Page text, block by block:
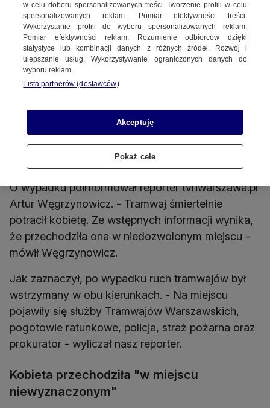
Źródło wideo: Artur Węgrzynowicz / tvnwarszawa.pl
Źródło zdj. gł.:
W sobotę wieczorem doszło do śmiertelnego
potrącenia pieszej przez tramwaj. Jak
przekazała straż pożarna, kobieta zmarła.
O wypadku poinformował reporter tvnwarszawa.pl
Artur Węgrzynowicz. - Tramwaj śmiertelnie
potracił kobietę. Ze wstępnych informacji wynika,
że przechodziła ona w niedozwolonym miejscu -
mówił Węgrzynowicz.
Jak zaznaczył, po wypadku ruch tramwajów był
wstrzymany w obu kierunkach. - Na miejscu
pojawiły się służby Tramwajów Warszawskich,
pogotowie ratunkowe, policja, straż pożarna oraz
prokurator - wyliczał nasz reporter.
Kobieta przechodziła "w miejscu
niewyznaczonym"
w celu doboru spersonalizowanych treści. Tworzenie profili w celu
spersonalizowanych reklam. Pomiar efektywności treści.
Wykorzystanie profili do wyboru spersonalizowanych reklam.
Pomiar efektywności reklam. Rozumienie odbiorców dzięki
statystyce lub kombinacji danych z różnych źródeł. Rozwój i
ulepszanie usług. Wykorzystywanie ograniczonych danych do
wyboru reklam.
Lista partnerów (dostawców)
Akceptuję
Pokaż cele